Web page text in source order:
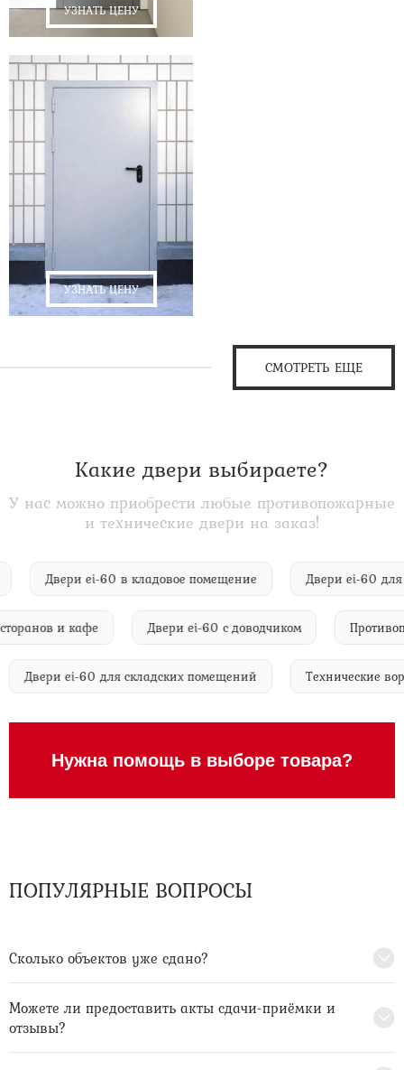
УЗНАТЬ ЦЕНУ
УЗНАТЬ ЦЕНУ
СМОТРЕТЬ ЕЩЕ
Какие двери выбираете?
У нас можно приобрести любые противопожарные
и технические двери на заказ!
Двери ei-60 в кладовое помещение Двери ei-60
и кафе Двери ei-60 с доводчиком
Двери ei-60 для складских помещений
Нужна помощь в выборе товара?
ПОПУЛЯРНЫЕ ВОПРОСЫ
Сколько объектов уже сдано?
Можете ли предоставить акты сдачи-приёмки и
отзывы?